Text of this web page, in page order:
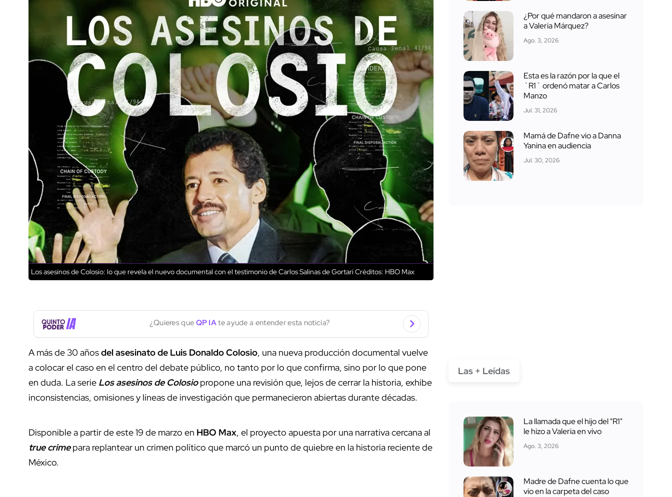
Los asesinos de Colosio: lo que revela el nuevo documental con el testimonio de Carlos Salinas de Gortari Créditos: HBO Max
¿Quieres que QP IAte ayude a entender esta noticia?
A más de 30 añosdel asesinato de Luis Donaldo Colosio, una nueva producción documental vuelve
a colocar el caso en el centro del debate público, no tanto por lo que confirma, sino por lo que pone
en duda. La serie Los asesinos de Colosiopropone una revisión que, lejos de cerrar la historia, exhibe
inconsistencias, omisiones y líneas de investigación que permanecieron abiertas durante décadas.
Disponible a partir de este 19 de marzo en HBO Max, el proyecto apuesta por una narrativa cercana al
true crimepara replantear un crimen político que marcó un punto de quiebre en la historia reciente de
México.
¿Por qué mandaron a asesinar
a Valeria Márquez?
Ago. 3, 2026
Esta es la razón por la que el
´R1´ ordenó matar a Carlos
Manzo
Jul. 31, 2026
Mamá de Dafne vio a Danna
Yanina en audiencia
Jul. 30, 2026
Las + Leídas
La llamada que el hijo del "R1"
le hizo a Valeria en vivo
Ago. 3, 2026
Madre de Dafne cuenta lo que
vio en la carpeta del caso